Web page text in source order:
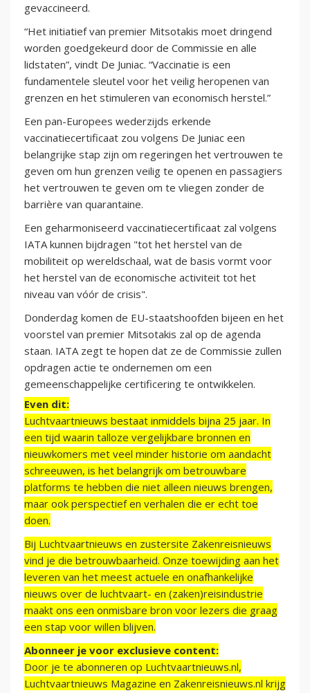
gevaccineerd.
“Het initiatief van premier Mitsotakis moet dringend
worden goedgekeurd door de Commissie en alle
lidstaten”, vindt De Juniac. “Vaccinatie is een
fundamentele sleutel voor het veilig heropenen van
grenzen en het stimuleren van economisch herstel.”
Een pan-Europees wederzijds erkende
vaccinatiecertificaat zou volgens De Juniac een
belangrijke stap zijn om regeringen het vertrouwen te
geven om hun grenzen veilig te openen en passagiers
het vertrouwen te geven om te vliegen zonder de
barrière van quarantaine.
Een geharmoniseerd vaccinatiecertificaat zal volgens
IATA kunnen bijdragen "tot het herstel van de
mobiliteit op wereldschaal, wat de basis vormt voor
het herstel van de economische activiteit tot het
niveau van vóór de crisis".
Donderdag komen de EU-staatshoofden bijeen en het
voorstel van premier Mitsotakis zal op de agenda
staan. IATA zegt te hopen dat ze de Commissie zullen
opdragen actie te ondernemen om een
gemeenschappelijke certificering te ontwikkelen.
Even dit:
Luchtvaartnieuws bestaat inmiddels bijna 25 jaar. In
een tijd waarin talloze vergelijkbare bronnen en
nieuwkomers met veel minder historie om aandacht
schreeuwen, is het belangrijk om betrouwbare
platforms te hebben die niet alleen nieuws brengen,
maar ook perspectief en verhalen die er echt toe
doen.
Bij Luchtvaartnieuws en zustersite Zakenreisnieuws
vind je die betrouwbaarheid. Onze toewijding aan het
leveren van het meest actuele en onafhankelijke
nieuws over de luchtvaart- en (zaken)reisindustrie
maakt ons een onmisbare bron voor lezers die graag
een stap voor willen blijven.
Abonneer je voor exclusieve content:
Door je te abonneren op Luchtvaartnieuws.nl,
Luchtvaartnieuws Magazine en Zakenreisnieuws.nl krijg